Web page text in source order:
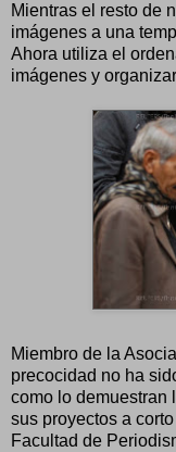
Mientras el resto de
imágenes a una
Ahora utiliza el
imágenes y
Miembro de la
precocidad no ha
como lo demuestran
sus proyectos a
Facultad de